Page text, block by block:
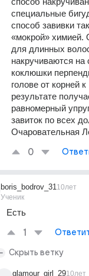
специальные
способ завивки
«мокрой» химией.
для длинных
накручиваются
коклюшки
голове от корней
результате
равномерный
завиток по всех
Очаровательная
0
boris_bodrov_31
Ученик
10лет
Есть
1
Скрыть ветку
glamour_girl_2910лет